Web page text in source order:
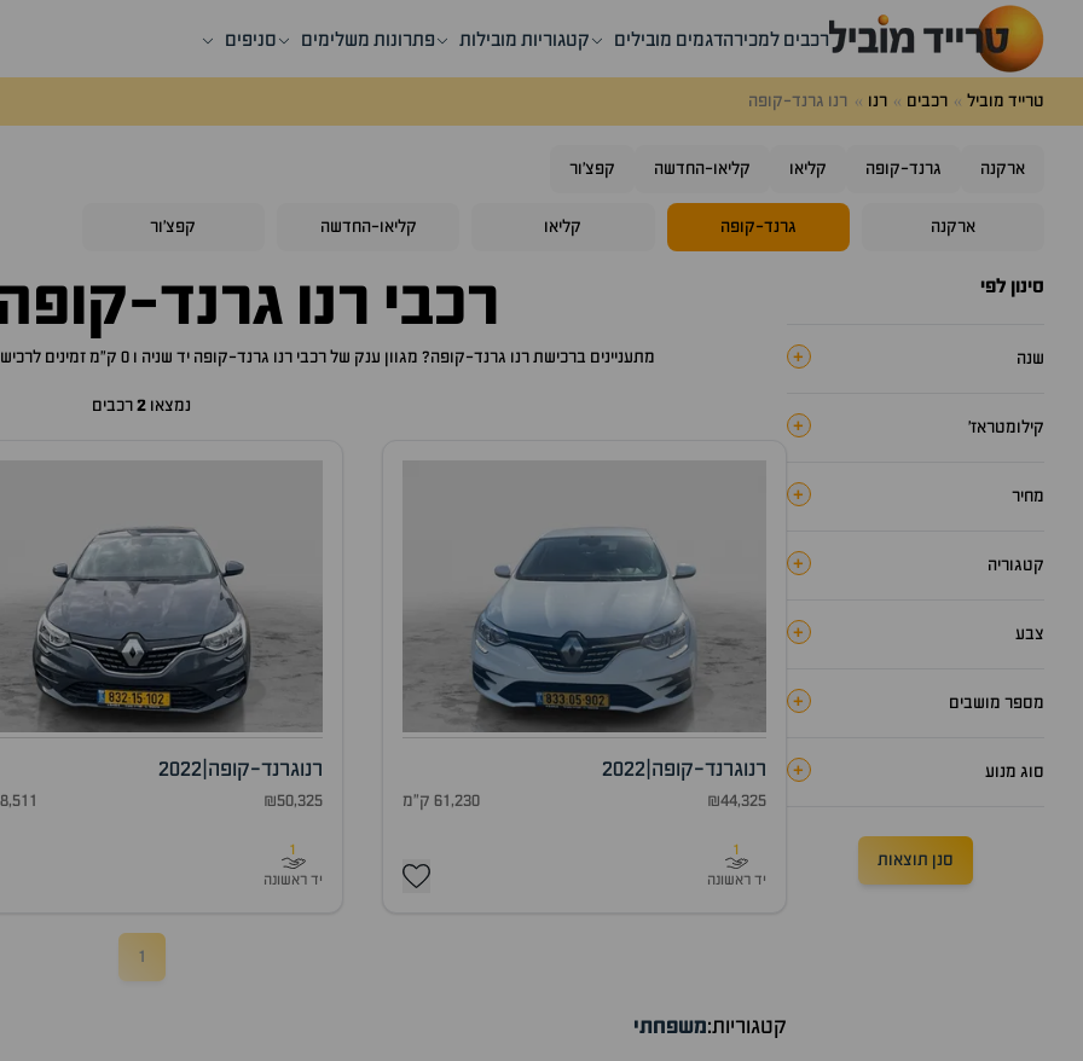
רכבים למכירהדגמים מובילים קטגוריות מובילות פתרונות משלימים סניפים
טרייד מוביל רכבים רנו רנו גרנד-קופה
ארקנה גרנד-קופה קליאו קליאו-החדשה קפצ'ור
ארקנה גרנד-קופה קליאו קליאו-החדשה קפצ'ור
סינון לפי
שנה +
קילומטראז׳ +
מחיר +
קטגוריה +
צבע +
מספר מושבים +
סוג מנוע +
סנן תוצאות
רכבי רנו גרנד-
מתעניינים ברכישתרנו גרנד-קופה? מגוון ענק של רכבי רנו גרנד-קופה יד שניה ו 0 ק"מ זמינים לרכישה באתר, לכם רק נותר לבחור את ה
נמצאו 2רכבים
רנוגרנד-קופה |
2022
₪44,325 61,230 ק"מ
1
יד ראשונה
רנוגרנד-קופה 2022
₪50,325
68,511
1
יד ראשונה
1
קטגוריות:משפחתי